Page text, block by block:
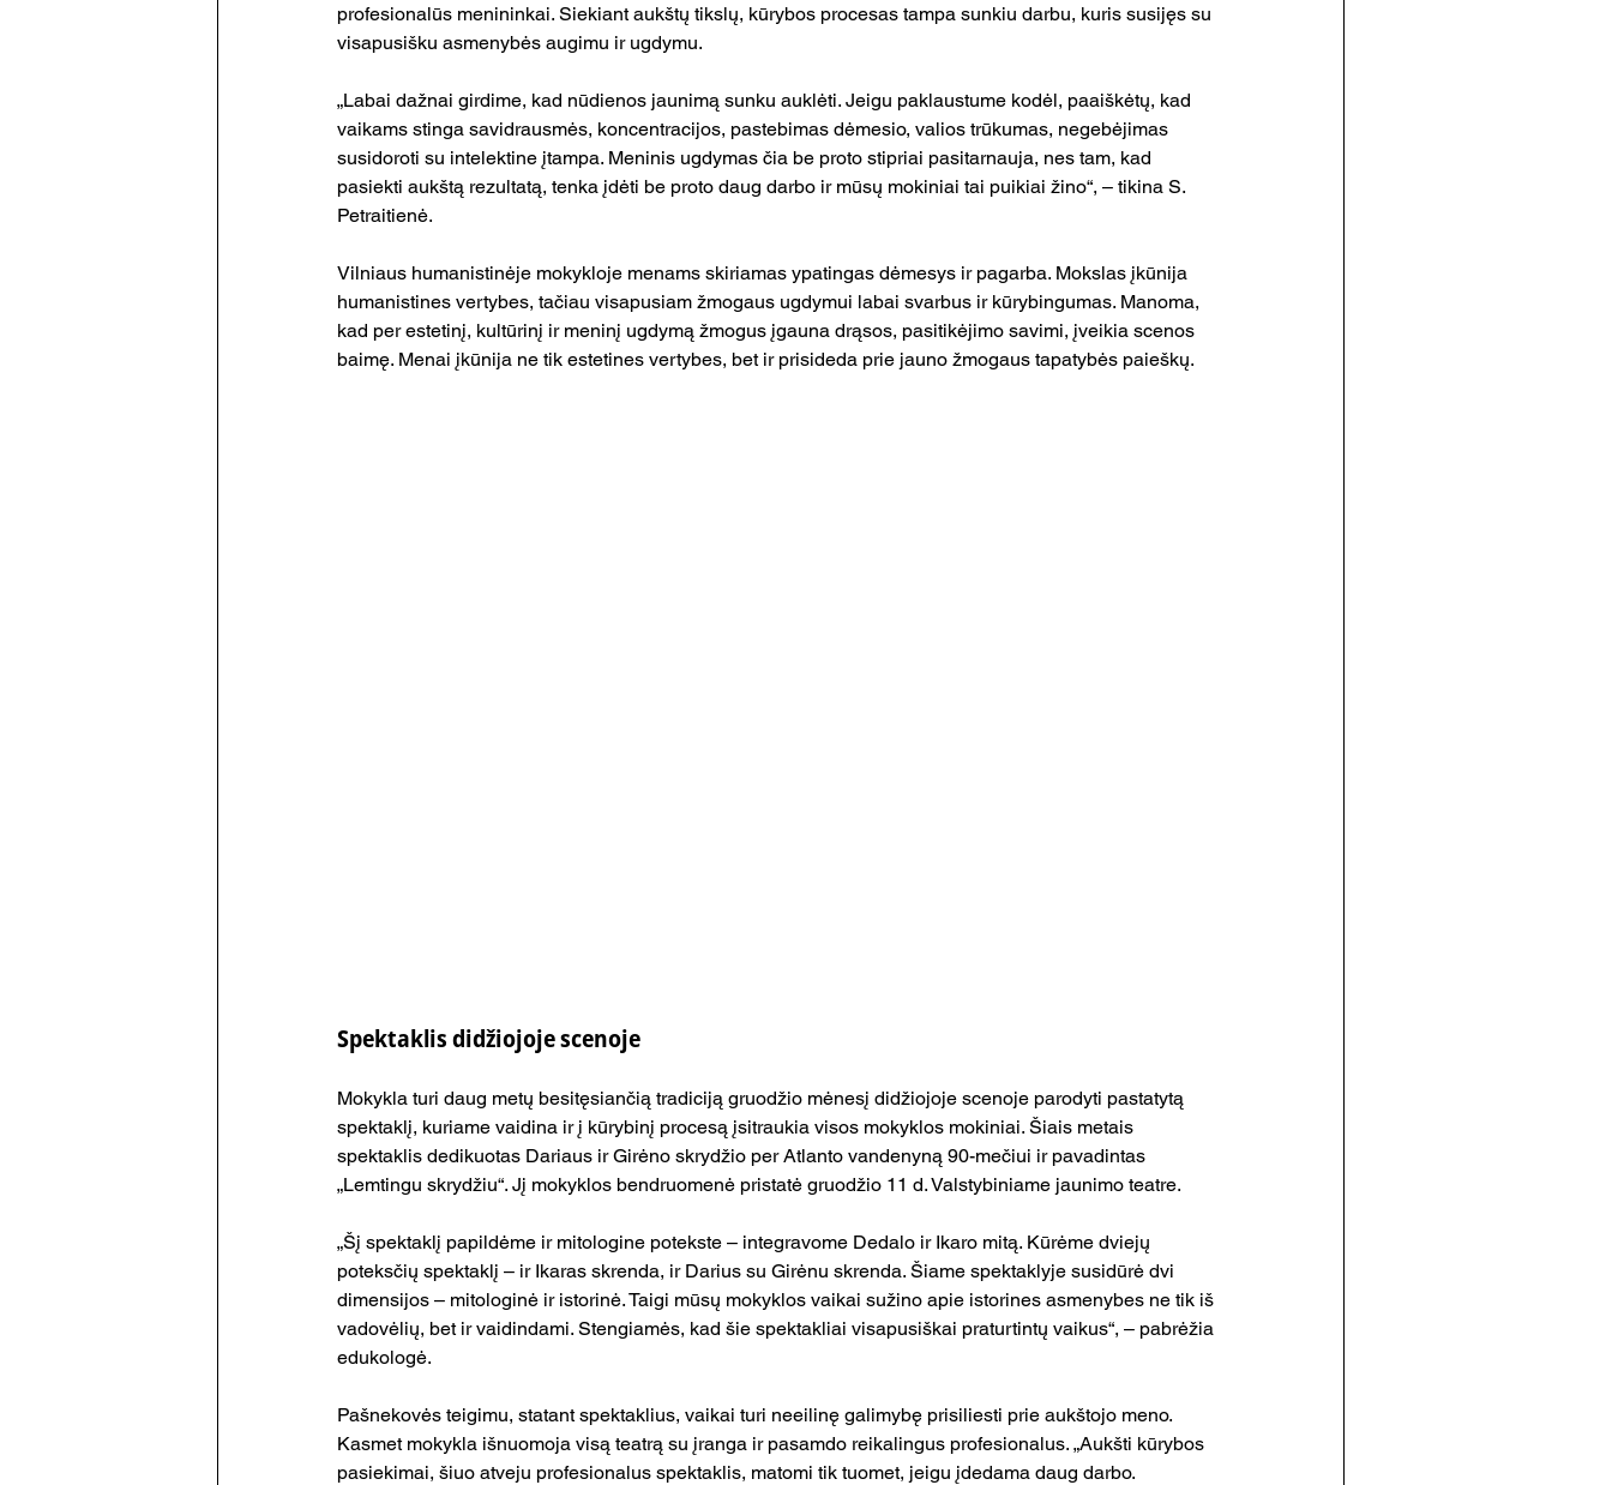
profesionalūs menininkai. Siekiant aukštų tikslų, kūrybos procesas tampa sunkiu darbu, kuris susijęs su
visapusišku asmenybės augimu ir ugdymu.
„Labai dažnai girdime, kad nūdienos jaunimą sunku auklėti. Jeigu paklaustume kodėl, paaiškėtų, kad
vaikams stinga savidrausmės, koncentracijos, pastebimas dėmesio, valios trūkumas, negebėjimas
susidoroti su intelektine įtampa. Meninis ugdymas čia be proto stipriai pasitarnauja, nes tam, kad
pasiekti aukštą rezultatą, tenka įdėti be proto daug darbo ir mūsų mokiniai tai puikiai žino“, – tikina S.
Petraitienė.
Vilniaus humanistinėje mokykloje menams skiriamas ypatingas dėmesys ir pagarba. Mokslas įkūnija
humanistines vertybes, tačiau visapusiam žmogaus ugdymui labai svarbus ir kūrybingumas. Manoma,
kad per estetinį, kultūrinį ir meninį ugdymą žmogus įgauna drąsos, pasitikėjimo savimi, įveikia scenos
baimę. Menai įkūnija ne tik estetines vertybes, bet ir prisideda prie jauno žmogaus tapatybės paieškų.
Spektaklis didžiojoje scenoje
Mokykla turi daug metų besitęsiančią tradiciją gruodžio mėnesį didžiojoje scenoje parodyti pastatytą
spektaklį, kuriame vaidina ir į kūrybinį procesą įsitraukia visos mokyklos mokiniai. Šiais metais
spektaklis dedikuotas Dariaus ir Girėno skrydžio per Atlanto vandenyną 90-mečiui ir pavadintas
„Lemtingu skrydžiu“. Jį mokyklos bendruomenė pristatė gruodžio 11 d. Valstybiniame jaunimo teatre.
„Šį spektaklį papildėme ir mitologine potekste – integravome Dedalo ir Ikaro mitą. Kūrėme dviejų
poteksčių spektaklį – ir Ikaras skrenda, ir Darius su Girėnu skrenda. Šiame spektaklyje susidūrė dvi
dimensijos – mitologinė ir istorinė. Taigi mūsų mokyklos vaikai sužino apie istorines asmenybes ne tik iš
vadovėlių, bet ir vaidindami. Stengiamės, kad šie spektakliai visapusiškai praturtintų vaikus“, – pabrėžia
edukologė.
Pašnekovės teigimu, statant spektaklius, vaikai turi neeilinę galimybę prisiliesti prie aukštojo meno.
Kasmet mokykla išnuomoja visą teatrą su įranga ir pasamdo reikalingus profesionalus. „Aukšti kūrybos
pasiekimai, šiuo atveju profesionalus spektaklis, matomi tik tuomet, jeigu įdedama daug darbo.